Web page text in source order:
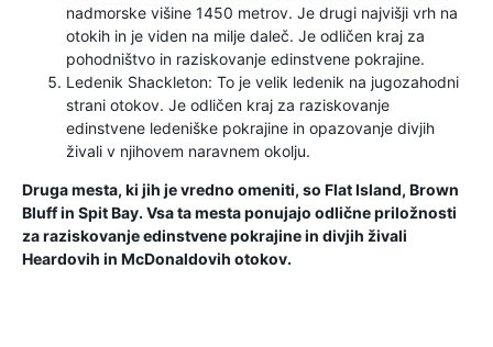
nadmorske višine 1450 metrov. Je drugi najvišji vrh na
otokih in je viden na milje daleč. Je odličen kraj za
pohodništvo in raziskovanje edinstvene pokrajine.
Ledenik Shackleton: To je velik ledenik na jugozahodni
strani otokov. Je odličen kraj za raziskovanje
edinstvene ledeniške pokrajine in opazovanje divjih
živali v njihovem naravnem okolju.
Druga mesta, ki jih je vredno omeniti, so Flat Island, Brown
Bluff in Spit Bay. Vsa ta mesta ponujajo odlične priložnosti
za raziskovanje edinstvene pokrajine in divjih živali
Heardovih in McDonaldovih otokov.